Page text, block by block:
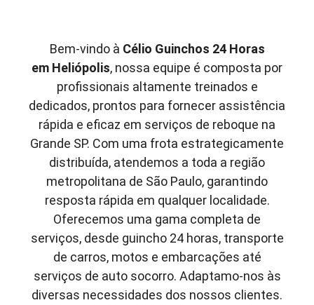
Bem-vindo à Célio Guinchos 24 Horas
em Heliópolis, nossa equipe é composta por
profissionais altamente treinados e
dedicados, prontos para fornecer assistência
rápida e eficaz em serviços de reboque na
Grande SP. Com uma frota estrategicamente
distribuída, atendemos a toda a região
metropolitana de São Paulo, garantindo
resposta rápida em qualquer localidade.
Oferecemos uma gama completa de
serviços, desde guincho 24 horas, transporte
de carros, motos e embarcações até
serviços de auto socorro. Adaptamo-nos às
diversas necessidades dos nossos clientes.